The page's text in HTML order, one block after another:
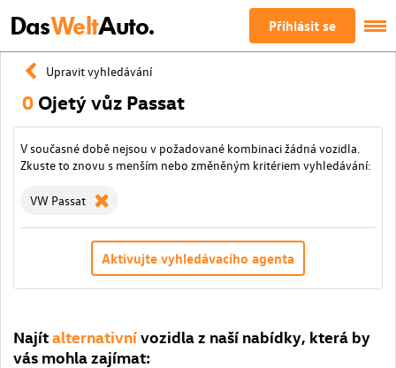
DasWeltAuto. Přihlásit se
Upravit vyhledávání
0 Ojetý vůz Passat
V současné době nejsou v požadované kombinaci žádná vozidla.
Zkuste to znovu s menším nebo změněným kritériem vyhledávání:
VW Passat
Aktivujte vyhledávacího agenta
Najítalternativnívozidla z naší nabídky, která by
vás mohla zajímat: